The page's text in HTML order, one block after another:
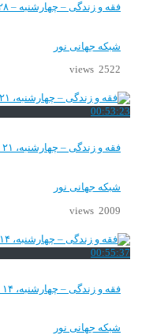
فقه و زندگی – چهارشنبه – ۲۸ تیر ۱۴۰۲
شبکه جهانی نور
2522 views
00:53:23
فقه و زندگی – چهارشنبه، ۲۱ تیر ۱۴۰۲
شبکه جهانی نور
2009 views
00:55:37
فقه و زندگی – چهارشنبه، ۱۴ تیر ۱۴۰۲
شبکه جهانی نور